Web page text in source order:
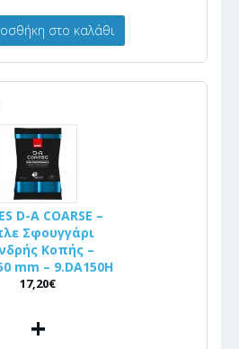
στο καλάθι
D-A COARSE –
Σφουγγάρι
Κοπής –
mm – 9.DA150H
17,20€
+